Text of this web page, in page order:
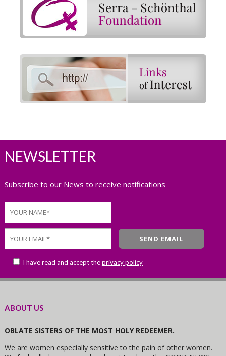
NEWSLETTER
Subscribe to our News to receive notifications
I have read and accept theprivacy policy
ABOUT US
OBLATE SISTERS OF THE MOST HOLY REDEEMER.
We are women especially sensitive to the pain of other women.